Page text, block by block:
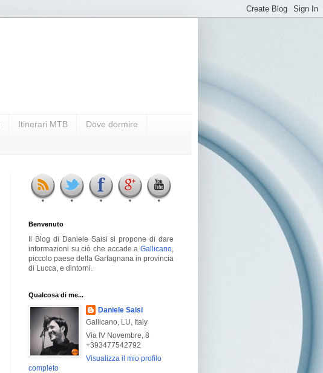
Itinerari MTB Dove dormire
Benvenuto
Il Blog di Daniele Saisi si propone di dare
informazioni su ciò che accade a Gallicano
piccolo paese della Garfagnana in provincia
di Lucca, e dintorni.
Qualcosa di me...
Daniele Saisi
Gallicano, LU, Italy
Via IV Novembre, 8
+393477542792
Visualizza il mio profilo
completo